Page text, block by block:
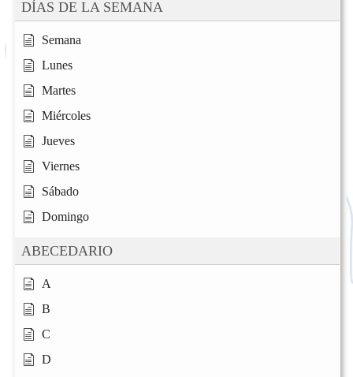
DÍAS DE LA SEMANA
Semana
Lunes
Martes
Miércoles
Jueves
Viernes
Sábado
Domingo
ABECEDARIO
A
B
C
D